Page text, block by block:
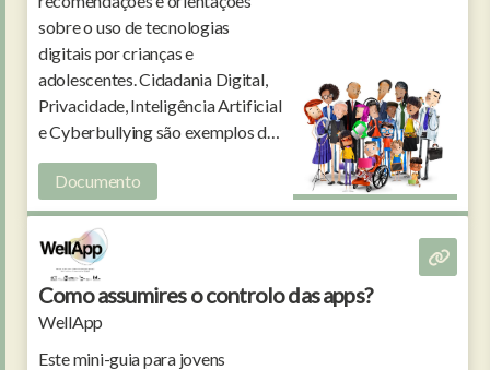
sobre o uso de tecnologias
digitais por crianças e
adolescentes. Cidadania Digital,
Privacidade, Inteligência Artificial
e Cyberbullying são exemplos de
assuntos contemplados no
documento.
Documento
Como assumires o controlo das apps?
WellApp
Este mini-guia para jovens